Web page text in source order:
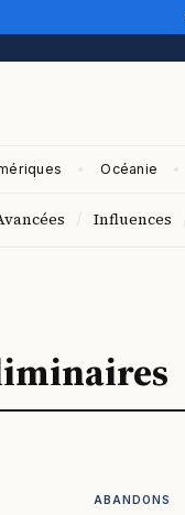
Océanie
Influences
ABANDONS